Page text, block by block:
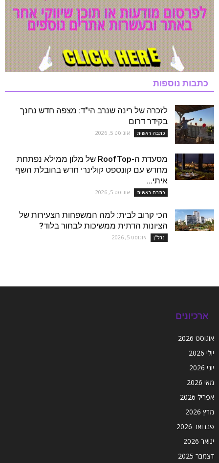
כתבות נוספות
לזכרה של רינה שנרב הי"ד: מצפה חדש נחנך
בקידר דרום
כתבה ראשית אוגוסט 5, 2026
מסעדת ה-RoofTop של מלון ממילא נפתחת
מחדש עם קונספט קולינרי חדש בהובלת השף
איתי...
כתבה ראשית אוגוסט 5, 2026
הכי קרוב לבית: למה המשפחות הצעירות של
הציונות הדתית ממשיכות לבחור בלוד?
נדל''ן אוגוסט 5, 2026
ארכיונים
אוגוסט 2026
יולי 2026
יוני 2026
מאי 2026
אפריל 2026
מרץ 2026
פברואר 2026
ינואר 2026
דצמבר 2025